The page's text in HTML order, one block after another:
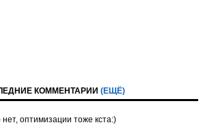
КОММЕНТАРИИ (ЕЩЁ)
оптимизации тоже кста:)